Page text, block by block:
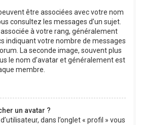
être associées avec votre nom
consultez les messages d’un sujet.
associée à votre rang, généralement
indiquant votre nombre de messages
La seconde image, souvent plus
le nom d’avatar et généralement est
membre.
un avatar ?
dans l’onglet « profil » vous